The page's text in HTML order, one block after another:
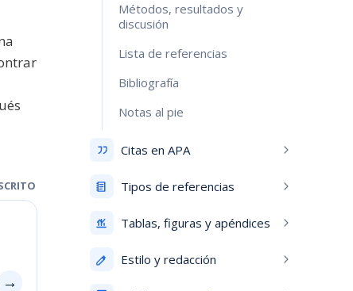
→
Métodos, resultados y
discusión
Lista de referencias
Bibliografía
Notas al pie
Citas en APA
Tipos de referencias
Tablas, figuras y apéndices
Estilo y redacción